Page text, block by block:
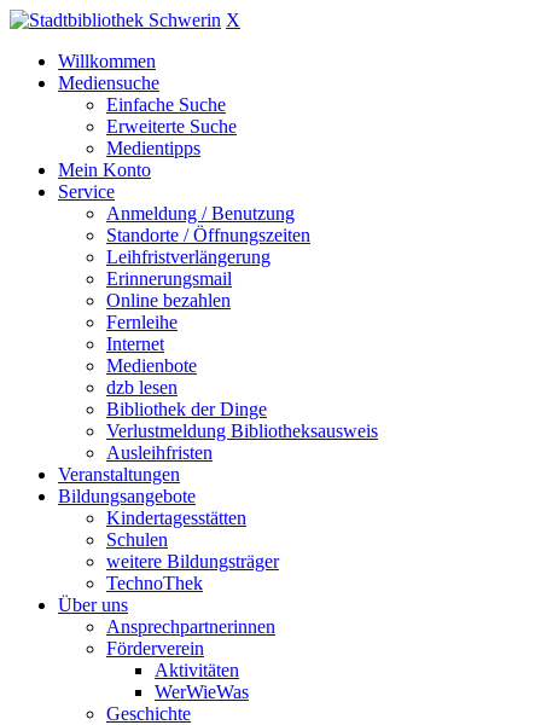
X
Willkommen
Mediensuche
Einfache Suche
Erweiterte Suche
Medientipps
Mein Konto
Service
Anmeldung / Benutzung
Standorte / Öffnungszeiten
Leihfristverlängerung
Erinnerungsmail
Online bezahlen
Fernleihe
Internet
Medienbote
dzb lesen
Bibliothek der Dinge
Verlustmeldung Bibliotheksausweis
Ausleihfristen
Veranstaltungen
Bildungsangebote
Kindertagesstätten
Schulen
weitere Bildungsträger
TechnoThek
Über uns
Ansprechpartnerinnen
Förderverein
Aktivitäten
WerWieWas
Geschichte